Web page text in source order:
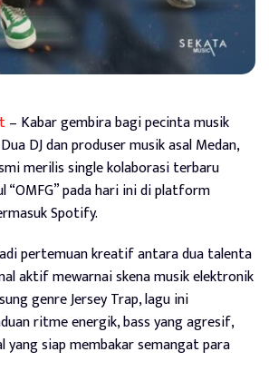
– Kabar gembira bagi pecinta musik
DJ dan produser musik asal Medan,
merilis single kolaborasi terbaru
“OMFG” pada hari ini di platform
Spotify.
pertemuan kreatif antara dua talenta
aktif mewarnai skena musik elektronik
genre Jersey Trap, lagu ini
ritme energik, bass yang agresif,
siap membakar semangat para